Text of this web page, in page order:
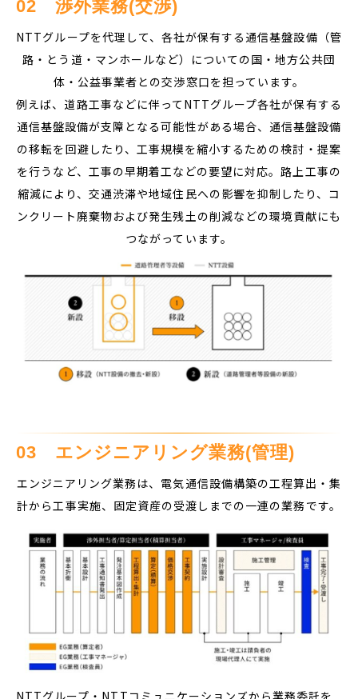
02　渉外業務(交渉)
NTTグループを代理して、各社が保有する通信基盤設備（管
路・とう道・マンホールなど）についての国・地方公共団
体・公益事業者との交渉窓口を担っています。
例えば、道路工事などに伴ってNTTグループ各社が保有する
通信基盤設備が支障となる可能性がある場合、通信基盤設備
の移転を回避したり、工事規模を縮小するための検討・提案
を行うなど、工事の早期着工などの要望に対応。路上工事の
縮減により、交通渋滞や地域住民への影響を抑制したり、コ
ンクリート廃棄物および発生残土の削減などの環境貢献にも
つながっています。
03　エンジニアリング業務(管理)
エンジニアリング業務は、電気通信設備構築の工程算出・集
計から工事実施、固定資産の受渡しまでの一連の業務です。